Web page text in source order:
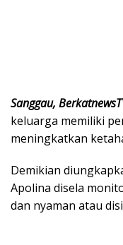
Sanggau,
keluarga memiliki
meningkatkan
Demikian
Apolina disela
dan nyaman atau